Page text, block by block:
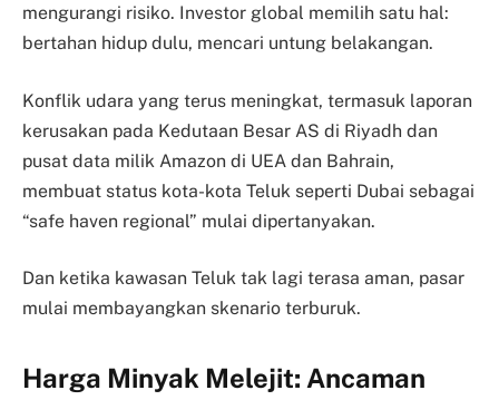
mengurangi risiko. Investor global memilih satu hal:
bertahan hidup dulu, mencari untung belakangan.
Konflik udara yang terus meningkat, termasuk laporan
kerusakan pada Kedutaan Besar AS di Riyadh dan
pusat data milik Amazon di UEA dan Bahrain,
membuat status kota-kota Teluk seperti Dubai sebagai
“safe haven regional” mulai dipertanyakan.
Dan ketika kawasan Teluk tak lagi terasa aman, pasar
mulai membayangkan skenario terburuk.
Harga Minyak Melejit: Ancaman